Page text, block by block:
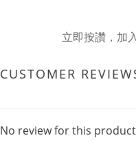
立即按讚，加
CUSTOMER
No review for this product